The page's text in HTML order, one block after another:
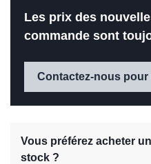
Les prix des
commande sont
Contactez-nous pour
Vous préférez acheter
stock ?